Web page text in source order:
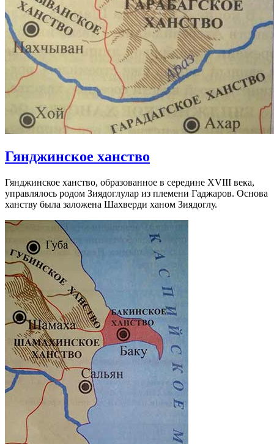
Гянджинское ханство
Гянджинское ханство, образованное в середине XVIII века,
управлялось родом Зиядоглулар из племени Гаджаров. Основа
ханству была заложена Шахверди ханом Зиядоглу.